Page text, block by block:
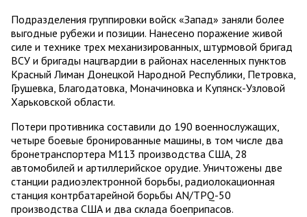
Подразделения группировки войск «Запад» заняли более
выгодные рубежи и позиции. Нанесено поражение живой
силе и технике трех механизированных, штурмовой бригад
ВСУ и бригады нацгвардии в районах населенных пунктов
Красный Лиман Донецкой Народной Республики, Петровка,
Грушевка, Благодатовка, Моначиновка и Купянск-Узловой
Харьковской области.
Потери противника составили до 190 военнослужащих,
четыре боевые бронированные машины, в том числе два
бронетранспортера М113 производства США, 28
автомобилей и артиллерийское орудие. Уничтожены две
станции радиоэлектронной борьбы, радиолокационная
станция контрбатарейной борьбы AN/TPQ-50
производства США и два склада боеприпасов.